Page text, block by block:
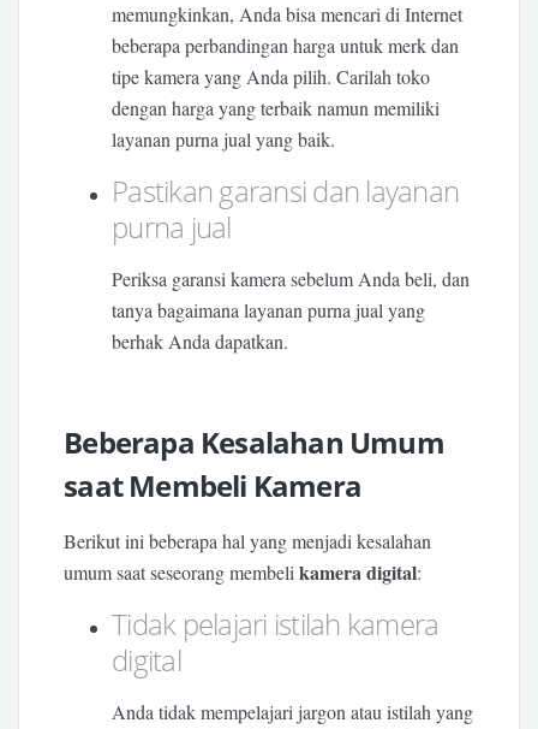
memungkinkan, Anda bisa mencari di Internet
beberapa perbandingan harga untuk merk dan
tipe kamera yang Anda pilih. Carilah toko
dengan harga yang terbaik namun memiliki
layanan purna jual yang baik.
Pastikan garansi dan layanan
purna jual
Periksa garansi kamera sebelum Anda beli, dan
tanya bagaimana layanan purna jual yang
berhak Anda dapatkan.
Beberapa Kesalahan Umum
saat Membeli Kamera
Berikut ini beberapa hal yang menjadi kesalahan
umum saat seseorang membelikamera digital:
Tidak pelajari istilah kamera
digital
Anda tidak mempelajari jargon atau istilah yang